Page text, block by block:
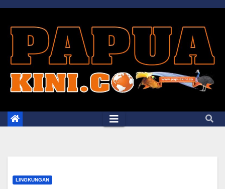
Skip
content
LINGKUNGAN